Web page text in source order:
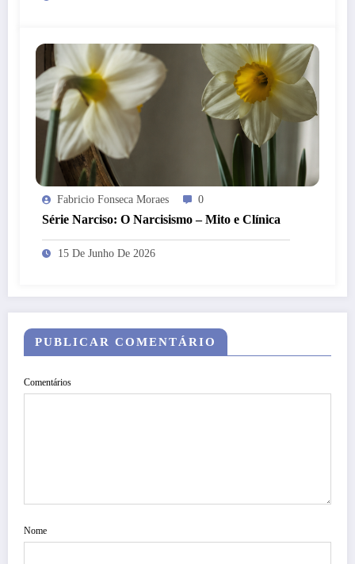
Fabricio Fonseca Moraes 0
Série Narciso: O Narcisismo – Mito e Clínica
15 De Junho De 2026
PUBLICAR COMENTÁRIO
Comentários
Nome